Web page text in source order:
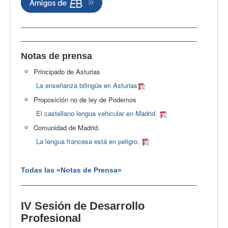
Notas de prensa
Principado de Asturias
La enseñanza bilingüe en Asturias
Proposición no de ley de Podemos
El castellano lengua vehicular en Madrid.
Comunidad de Madrid.
La lengua francesa está en peligro.
Todas las «Notas de Prensa»
IV Sesión de Desarrollo
Profesional